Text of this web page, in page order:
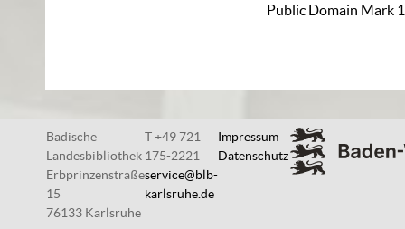
Public Domain Mark
Badische
Landesbibliothek
Erbprinzenstraße
15
76133 Karlsruhe
T +49 721
175-2221
service@blb-
karlsruhe.de
Impressum
Datenschutz